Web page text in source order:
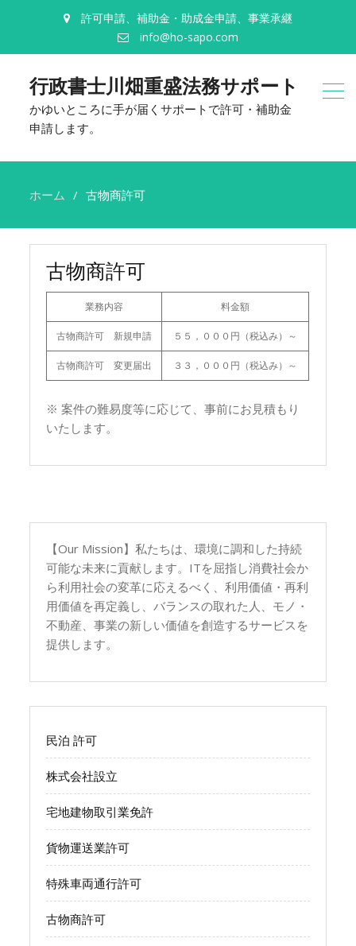
許可申請、補助金・助成金申請、事業承継
info@ho-sapo.com
行政書士川畑重盛法務サポート
かゆいところに手が届くサポートで許可・補助金
申請します。
ホーム 古物商許可
古物商許可
業務内容 料金額
古物商許可 新規申請 ５５，０００円（税込み）～
古物商許可 変更届出 ３３，０００円（税込み）～
※ 案件の難易度等に応じて、事前にお見積もり
いたします。
【Our Mission】私たちは、環境に調和した持続
可能な未来に貢献します。ITを屈指し消費社会か
ら利用社会の変革に応えるべく、利用価値・再利
用価値を再定義し、バランスの取れた人、モノ・
不動産、事業の新しい価値を創造するサービスを
提供します。
民泊 許可
株式会社設立
宅地建物取引業免許
貨物運送業許可
特殊車両通行許可
古物商許可